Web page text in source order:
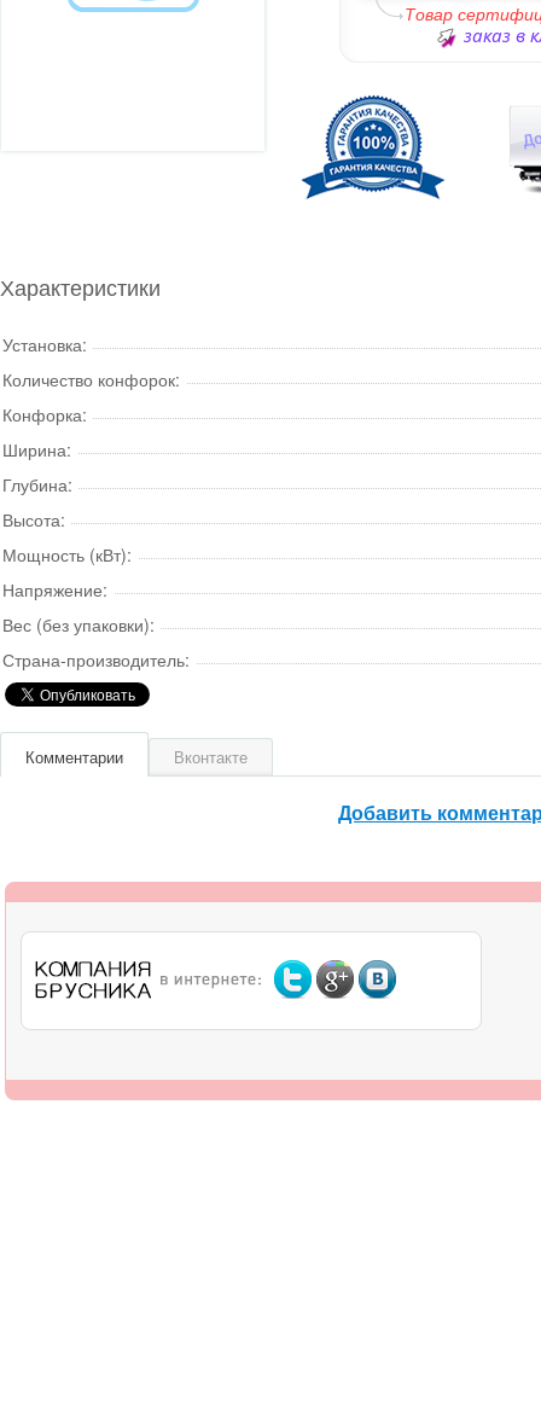
Товар
заказ в
Характеристики
Установка:
Количество конфорок:
Конфорка:
Ширина:
Глубина:
Высота:
Мощность (кВт):
Напряжение:
Вес (без упаковки):
Страна-производитель:
Комментарии Вконтакте
Добавить